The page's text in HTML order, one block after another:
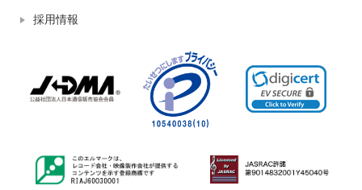
採用情報